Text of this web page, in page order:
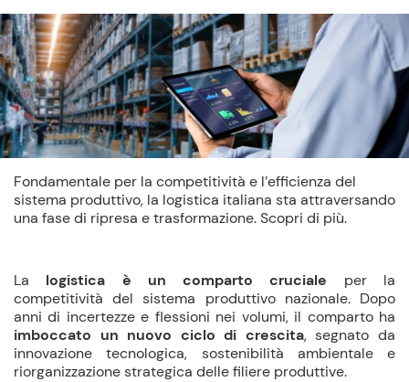
Fondamentale per la competitività e l’efficienza del
sistema produttivo, la logistica italiana sta attraversando
una fase di ripresa e trasformazione. Scopri di più.
La logistica è un comparto cruciale per la
competitività del sistema produttivo nazionale. Dopo
anni di incertezze e flessioni nei volumi, il comparto ha
imboccato un nuovo ciclo di crescita, segnato da
innovazione tecnologica, sostenibilità ambientale e
riorganizzazione strategica delle filiere produttive.